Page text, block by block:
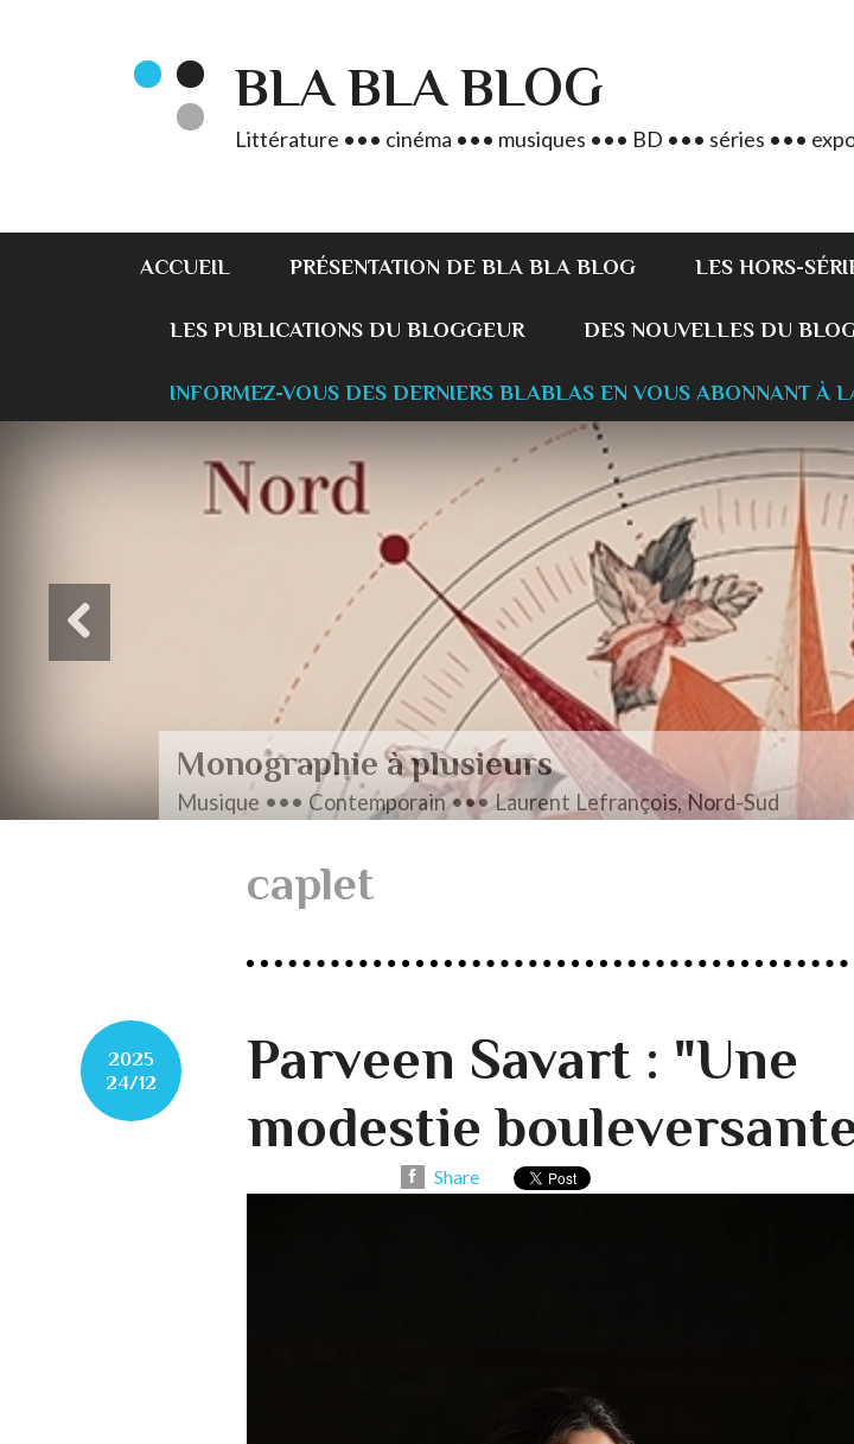
BLA BLA BLOG
Littérature ••• cinéma ••• musiques ••• BD ••• séries •••
ACCUEIL PRÉSENTATION DE BLA BLA BLOG LES HORS-
LES PUBLICATIONS DU BLOGGEUR DES NOUVELLES DU
INFORMEZ-VOUS DES DERNIERS BLABLAS EN VOUS ABONNANT À
Monographie à plusieurs
Musique ••• Contemporain ••• Laurent Lefrançois, Nord-Sud
caplet
2025
24/12
Parveen Savart : "Une
modestie
Share